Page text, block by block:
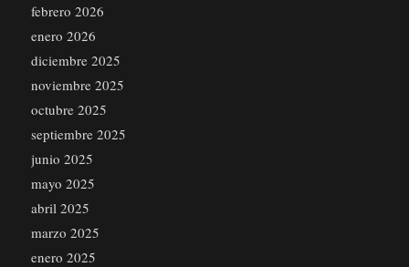
febrero 2026
enero 2026
diciembre 2025
noviembre 2025
octubre 2025
septiembre 2025
junio 2025
mayo 2025
abril 2025
marzo 2025
enero 2025